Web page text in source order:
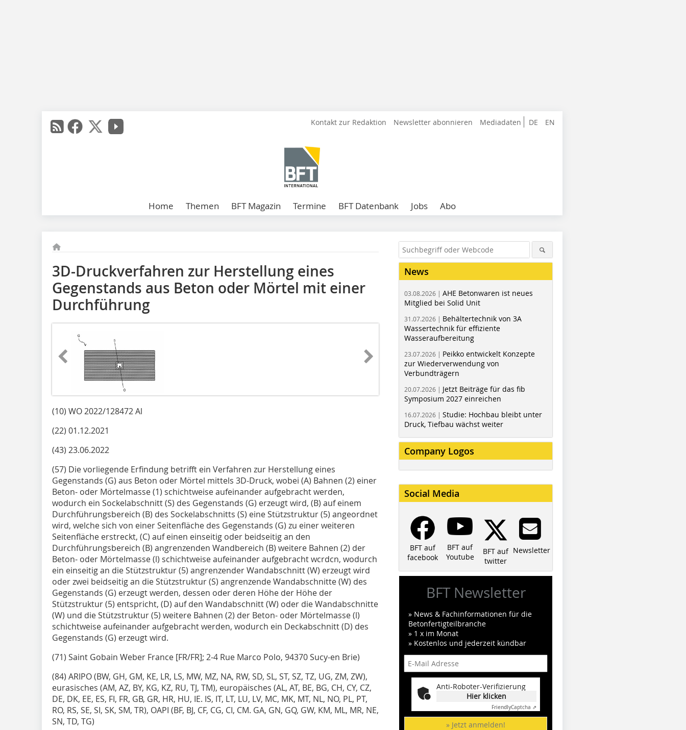
DE EN
Kontakt zur Redaktion Newsletter abonnieren Mediadaten
Home Themen BFT Magazin Termine BFT Datenbank Jobs Abo
3D-Druckverfahren zur Herstellung eines
Gegenstands aus Beton oder Mörtel mit einer
Durchführung
(10) WO 2022/128472 Al
(22) 01.12.2021
(43) 23.06.2022
(57) Die vorliegende Erfindung betrifft ein Verfahren zur Herstellung eines
Gegenstands (G) aus Beton oder Mörtel mittels 3D-Druck, wobei (A) Bahnen (2) einer
Beton- oder Mörtelmasse (1) schichtweise aufeinander aufgebracht werden,
wodurch ein Sockelabschnitt (S) des Gegenstands (G) erzeugt wird, (B) auf einem
Durchführungsbereich (B) des Sockelabschnitts (S) eine Stützstruktur (5) angeordnet
wird, welche sich von einer Seitenfläche des Gegenstands (G) zu einer weiteren
Seitenfläche erstreckt, (C) auf einen einseitig oder beidseitig an den
Durchführungsbereich (B) angrenzenden Wandbereich (B) weitere Bahnen (2) der
Beton- oder Mörtelmasse (l) schichtweise aufeinander aufgebracht wcrdcn, wodurch
ein einseitig an die Stützstruktur (5) angrenzender Wandabschnitt (W) erzeugt wird
oder zwei beidseitig an die Stützstruktur (S) angrenzende Wandabschnitte (W) des
Gegenstands (G) erzeugt werden, dessen oder deren Höhe der Höhe der
Stützstruktur (5) entspricht, (D) auf den Wandabschnitt (W) oder die Wandabschnitte
(W) und die Stützstruktur (5) weitere Bahnen (2) der Beton- oder Mörtelmasse (l)
schichtweise aufeinander aufgebracht werden, wodurch ein Deckabschnitt (D) des
Gegenstands (G) erzeugt wird.
(71) Saint Gobain Weber France [FR/FR]; 2-4 Rue Marco Polo, 94370 Sucy-en­ Brie)
(84) ARIPO (BW, GH, GM, KE, LR, LS, MW, MZ, NA, RW, SD, SL, ST, SZ, TZ, UG, ZM, ZW),
eurasisches (AM, AZ, BY, KG, KZ, RU, TJ, TM), europäisches (AL, AT, BE, BG, CH, CY, CZ,
DE, DK, EE, ES, FI, FR, GB, GR, HR, HU, IE. IS, IT, LT, LU, LV, MC, MK, MT, NL, NO, PL, PT,
RO, RS, SE, SI, SK, SM, TR), OAPI (BF, BJ, CF, CG, CI, CM. GA, GN, GQ, GW, KM, ML, MR, NE,
SN, TD, TG)
News
03.08.2026 | AHE Betonwaren ist neues
Mitglied bei Solid Unit
31.07.2026 | Behältertechnik von 3A
Wassertechnik für effiziente
Wasseraufbereitung
23.07.2026 | Peikko entwickelt Konzepte
zur Wiederverwendung von
Verbundträgern
20.07.2026 | Jetzt Beiträge für das fib
Symposium 2027 einreichen
16.07.2026 | Studie: Hochbau bleibt unter
Druck, Tiefbau wächst weiter
Company Logos
Social Media
BFT auf
facebook
BFT auf
Youtube
BFT auf
twitter
Newsletter
BFT Newsletter
» News & Fachinformationen für die
Betonfertigteilbranche
» 1 x im Monat
» Kostenlos und jederzeit kündbar
Anti-Roboter-Verifizierung
Hier klicken
FriendlyCaptcha ⇗
» Jetzt anmelden!